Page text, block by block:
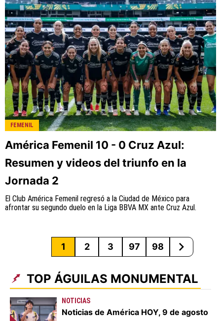
FEMENIL
América Femenil 10 - 0 Cruz Azul:
Resumen y videos del triunfo en la
Jornada 2
El Club América Femenil regresó a la Ciudad de México para
afrontar su segundo duelo en la Liga BBVA MX ante Cruz Azul.
1 2 3 97 98
TOP ÁGUILAS MONUMENTAL
NOTICIAS
Noticias de América HOY, 9 de agosto